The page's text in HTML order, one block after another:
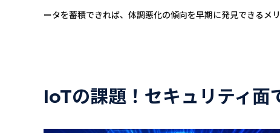
ータを蓄積できれば、体調悪化の傾向を早期に発見できるメリ
IoTの課題！セキュリティ面